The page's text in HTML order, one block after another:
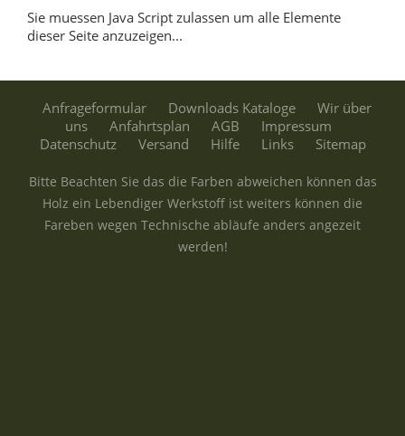
Sie muessen Java Script zulassen um alle Elemente
dieser Seite anzuzeigen...
Anfrageformular Downloads Kataloge
Wir über
uns
Anfahrtsplan AGB
Impressum
Datenschutz
Versand Hilfe Links Sitemap
Bitte Beachten Sie das die Farben abweichen können das
Holz ein Lebendiger Werkstoff ist weiters können die
Fareben wegen Technische abläufe anders angezeit
werden!